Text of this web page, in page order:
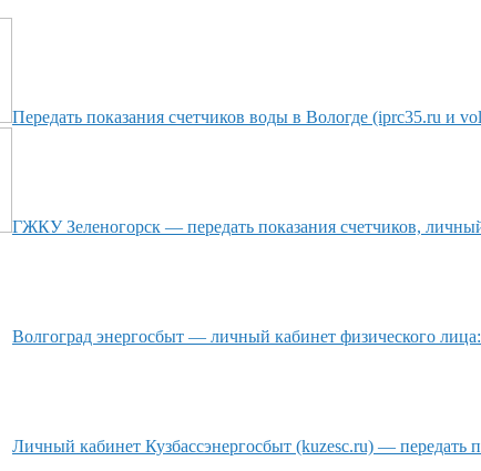
Передать показания счетчиков воды в Вологде (iprc35.ru и
ГЖКУ Зеленогорск — передать показания счетчиков,
Волгоград энергосбыт — личный кабинет физического лица:
Личный кабинет Кузбассэнергосбыт (kuzesc.ru) — передать